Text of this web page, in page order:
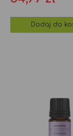
Dodaj do